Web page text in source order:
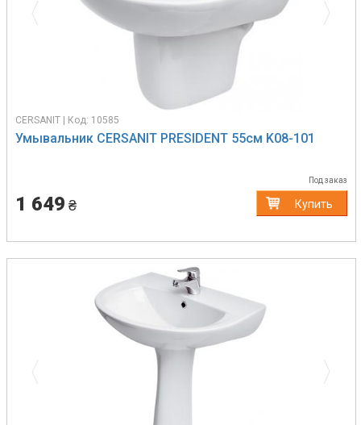
CERSANIT | Код: 10585
Умывальник CERSANIT PRESIDENT 55см K08-101
Под заказ
1 649 ₴ Купить